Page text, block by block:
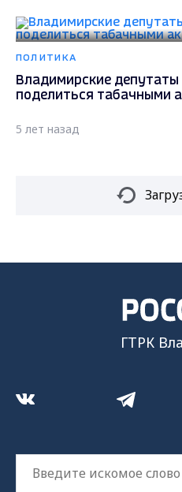
ПОЛИТИКА
Владимирские
поделиться табачными
5 лет назад
ГТРК